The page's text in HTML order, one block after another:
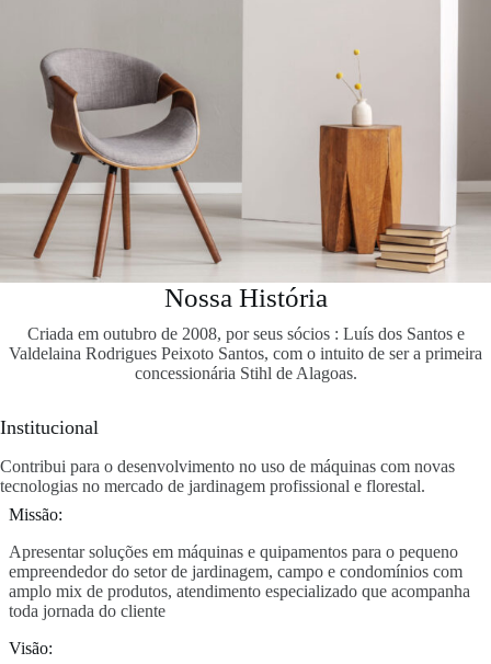
Nossa História
Criada em outubro de 2008, por seus sócios : Luís dos Santos e
Valdelaina Rodrigues Peixoto Santos, com o intuito de ser a primeira
concessionária Stihl de Alagoas.
Institucional
Contribui para o desenvolvimento no uso de máquinas com novas
tecnologias no mercado de jardinagem profissional e florestal.
Missão:
Apresentar soluções em máquinas e quipamentos para o pequeno
empreendedor do setor de jardinagem, campo e condomínios com
amplo mix de produtos, atendimento especializado que acompanha
toda jornada do cliente
Visão: